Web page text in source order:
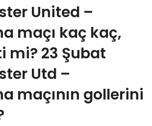
United –
maçı kaç kaç,
mi? 23 Şubat
Utd –
maçının gollerini